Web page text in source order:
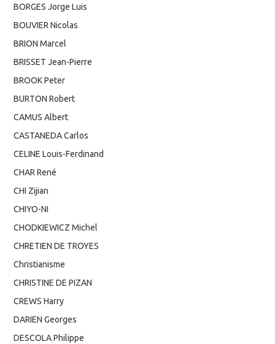
BORGES Jorge Luis
BOUVIER Nicolas
BRION Marcel
BRISSET Jean-Pierre
BROOK Peter
BURTON Robert
CAMUS Albert
CASTANEDA Carlos
CELINE Louis-Ferdinand
CHAR René
CHI Zijian
CHIYO-NI
CHODKIEWICZ Michel
CHRETIEN DE TROYES
Christianisme
CHRISTINE DE PIZAN
CREWS Harry
DARIEN Georges
DESCOLA Philippe